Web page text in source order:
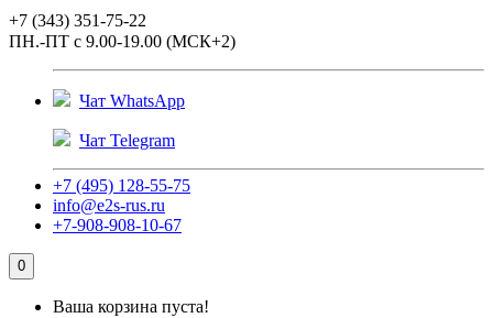
+7 (343) 351-75-22
ПН.-ПТ с 9.00-19.00 (МСК+2)
Чат WhatsApp
Чат Telegram
+7 (495) 128-55-75
info@e2s-rus.ru
+7-908-908-10-67
0
Ваша корзина пуста!